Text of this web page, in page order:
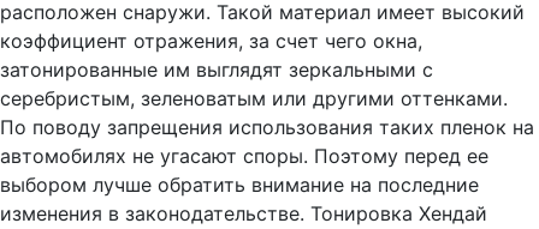
расположен снаружи. Такой материал имеет высокий
коэффициент отражения, за счет чего окна,
затонированные им выглядят зеркальными с
серебристым, зеленоватым или другими оттенками.
По поводу запрещения использования таких пленок на
автомобилях не угасают споры. Поэтому перед ее
выбором лучше обратить внимание на последние
изменения в законодательстве. Тонировка Хендай